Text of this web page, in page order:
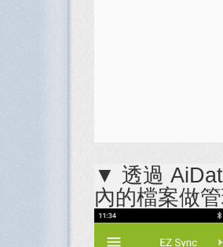
▼ 透過
內的檔案做